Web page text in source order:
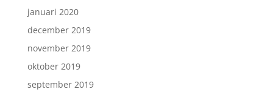
januari 2020
december 2019
november 2019
oktober 2019
september 2019